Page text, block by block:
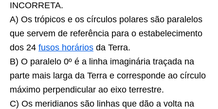
INCORRETA.
A) Os trópicos e os círculos polares são paralelos
que servem de referência para o estabelecimento
dos 24 fusos horários da Terra.
B) O paralelo 0º é a linha imaginária traçada na
parte mais larga da Terra e corresponde ao círculo
máximo perpendicular ao eixo terrestre.
C) Os meridianos são linhas que dão a volta na